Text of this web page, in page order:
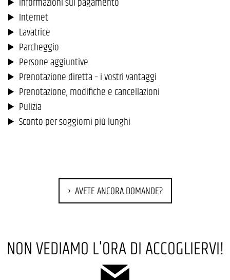
Internet
Lavatrice
Parcheggio
Persone aggiuntive
Prenotazione diretta – i vostri vantaggi
Prenotazione, modifiche e cancellazioni
Pulizia
Sconto per soggiorni più lunghi
AVETE ANCORA DOMANDE?
NON VEDIAMO L'ORA DI ACCOGLIERVI!